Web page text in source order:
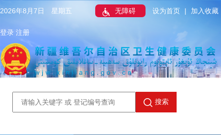
2026年8月7日 星期五 无障碍 设为首页 | 加入收藏
登录 注册
搜索